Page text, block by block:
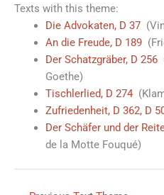
Texts with this theme:
Die Advokaten, D 37
An die Freude, D 189
Der Schatzgräber, D 256
Goethe)
Tischlerlied, D 274
Zufriedenheit, D 362, D
Der Schäfer und der
de la Motte Fouqué)